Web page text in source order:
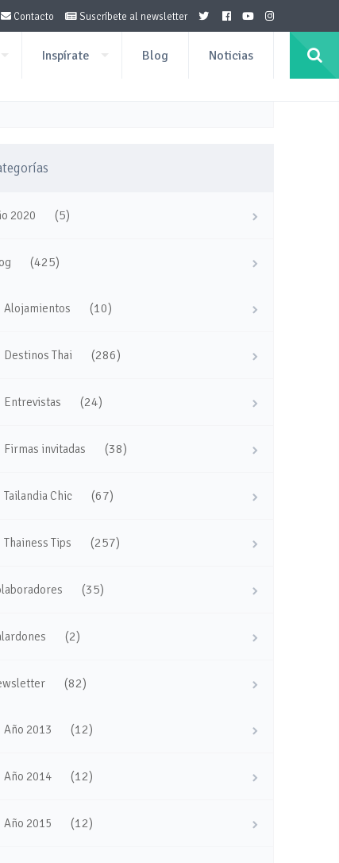
Contacto Suscríbete al newsletter
Inspírate Blog Noticias
2020 (5)
(425)
Alojamientos (10)
Destinos Thai (286)
Entrevistas (24)
Firmas invitadas (38)
Tailandia Chic (67)
Thainess Tips (257)
(35)
(2)
(82)
Año 2013 (12)
Año 2014 (12)
Año 2015 (12)